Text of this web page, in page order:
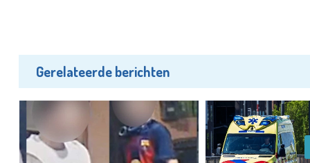
Gerelateerde berichten